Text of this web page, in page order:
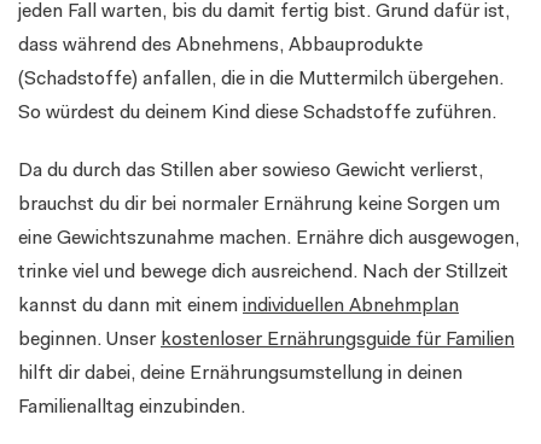
jeden Fall warten, bis du damit fertig bist. Grund dafür ist,
dass während des Abnehmens, Abbauprodukte
(Schadstoffe) anfallen, die in die Muttermilch übergehen.
So würdest du deinem Kind diese Schadstoffe zuführen.
Da du durch das Stillen aber sowieso Gewicht verlierst,
brauchst du dir bei normaler Ernährung keine Sorgen um
eine Gewichtszunahme machen. Ernähre dich ausgewogen,
trinke viel und bewege dich ausreichend. Nach der Stillzeit
kannst du dann mit einem individuellen Abnehmplan
beginnen. Unser kostenloser Ernährungsguide für Familien
hilft dir dabei, deine Ernährungsumstellung in deinen
Familienalltag einzubinden.